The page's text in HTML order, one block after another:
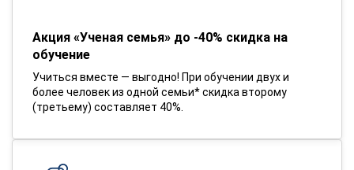
Акция «Ученая семья» до -40% скидка на
обучение
Учиться вместе — выгодно! При обучении двух и
более человек из одной семьи* скидка второму
(третьему) составляет 40%.